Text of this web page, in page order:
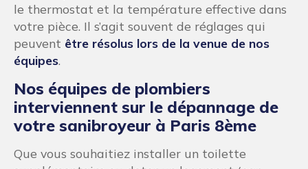
le thermostat et la température effective dans
votre pièce. Il s’agit souvent de réglages qui
peuvent être résolus lors de la venue de nos
équipes.
Nos équipes de plombiers
interviennent sur le dépannage de
votre sanibroyeur à Paris 8ème
Que vous souhaitiez installer un toilette